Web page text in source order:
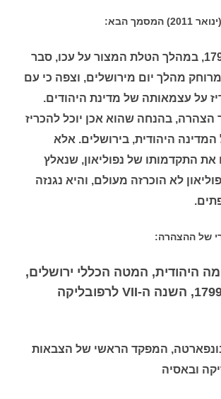
הבא:
ב-20 באפריל 1799, במהלך הטלת המצור על עכו, סבר
מרוחק מהלך יום מירושלים, וצפה כי עם
על עצמאותה של מדינת היהודים.
הצהרה, בהנחה שהוא אכן יוכל להכריז
היהודית, בירושלים. אלא
התקדמותו של נפוליאון, שנאלץ
לא הוכרזה מעולם, והיא נגנזה
של ההצהרה:
היהודית, המטה הכללי ירושלים,
ה-20 באפריל 1799, השנה ה-VII לרפובליקה
המפקד הראשי של הצבאות
ובאסיה